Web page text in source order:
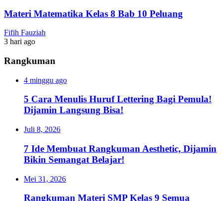
Materi Matematika Kelas 8 Bab 10 Peluang
Fifih Fauziah
3 hari ago
Rangkuman
4 minggu ago
5 Cara Menulis Huruf Lettering Bagi Pemula!
Dijamin Langsung Bisa!
Juli 8, 2026
7 Ide Membuat Rangkuman Aesthetic, Dijamin
Bikin Semangat Belajar!
Mei 31, 2026
Rangkuman Materi SMP Kelas 9 Semua